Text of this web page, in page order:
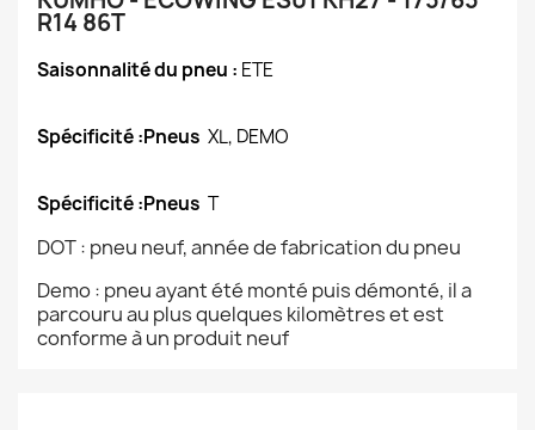
R14 86T
Saisonnalité du pneu : ETE
Spécificité :Pneus XL, DEMO
Spécificité :Pneus T
DOT : pneu neuf, année de fabrication du pneu
Demo : pneu ayant été monté puis démonté, il a
parcouru au plus quelques kilomètres et est
conforme à un produit neuf